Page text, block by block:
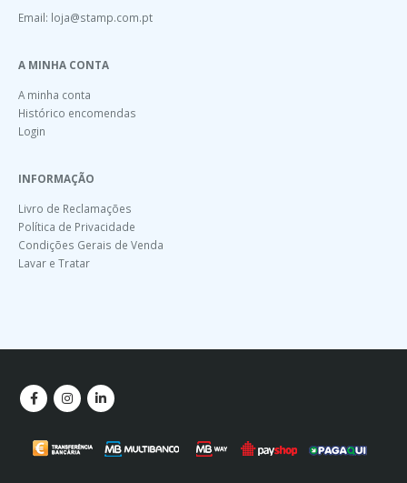
Email: loja@stamp.com.pt
A MINHA CONTA
A minha conta
Histórico encomendas
Login
INFORMAÇÃO
Livro de Reclamações
Política de Privacidade
Condições Gerais de Venda
Lavar e Tratar